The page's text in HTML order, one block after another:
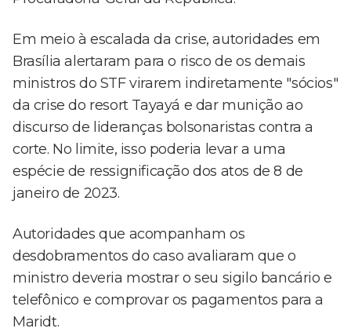
Em meio à escalada da crise, autoridades em
Brasília alertaram para o risco de os demais
ministros do STF virarem indiretamente "sócios"
da crise do resort Tayayá e dar munição ao
discurso de lideranças bolsonaristas contra a
corte. No limite, isso poderia levar a uma
espécie de ressignificação dos atos de 8 de
janeiro de 2023.
Autoridades que acompanham os
desdobramentos do caso avaliaram que o
ministro deveria mostrar o seu sigilo bancário e
telefônico e comprovar os pagamentos para a
Maridt.